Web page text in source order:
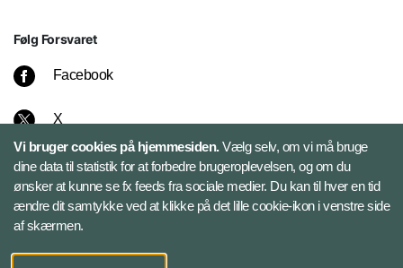
Følg Forsvaret
Facebook
X
Instagram
Bluesky
LinkedIn
Vi bruger cookies på hjemmesiden.Vælg selv, om vi må bruge
dine data til statistik for at forbedre brugeroplevelsen, og om du
ønsker at kunne se fx feeds fra sociale medier. Du kan til hver en tid
ændre dit samtykke ved at klikke på det lille cookie-ikon i venstre side
af skærmen.